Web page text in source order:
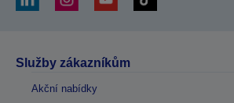
Služby zákazníkům
Akční nabídky